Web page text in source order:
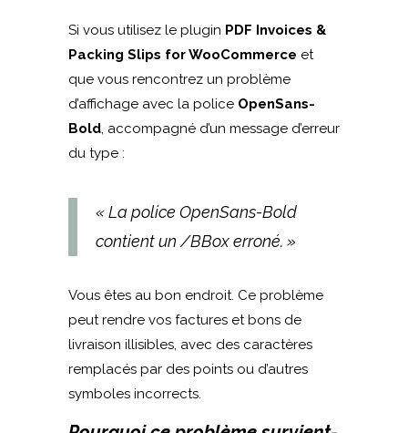
Si vous utilisez le plugin PDF Invoices &
Packing Slips for WooCommerce et
que vous rencontrez un problème
d’affichage avec la police OpenSans-
Bold, accompagné d’un message d’erreur
du type :
« La police OpenSans-Bold
contient un /BBox erroné. »
Vous êtes au bon endroit. Ce problème
peut rendre vos factures et bons de
livraison illisibles, avec des caractères
remplacés par des points ou d’autres
symboles incorrects.